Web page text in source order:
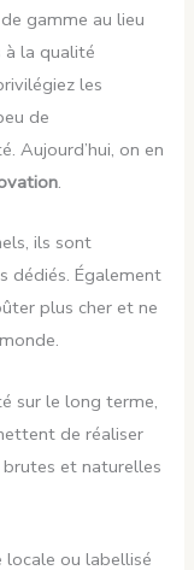
gamme au lieu
la qualité
les
de
Aujourd’hui, on en
.
ils sont
dédiés. Également
plus cher et ne
sur le long terme,
de réaliser
brutes et naturelles
locale ou labellisé